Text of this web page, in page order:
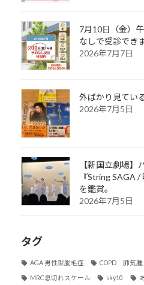
7月10日（金）
なしで受診でき
2026年7月7日
外ばかり見てい
2026年7月5日
【新国立劇場】
『String SAGA /
を鑑賞。
2026年7月5日
タグ
AGA 男性型脱毛症 COPD 肺気
MRC息切れスケール sky10